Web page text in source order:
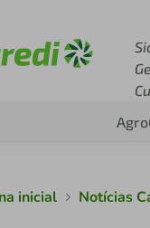
Agro
inicial Notícias